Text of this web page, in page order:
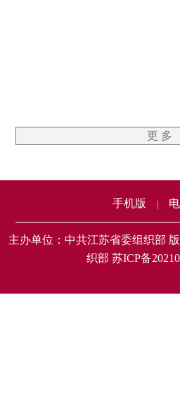
更 多
手机版
主办单位：中共江苏省委组织部
织部 苏ICP备